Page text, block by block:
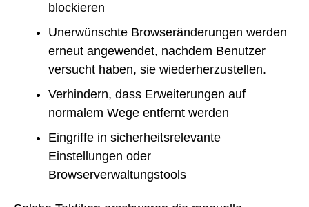
blockieren
Unerwünschte Browseränderungen werden
erneut angewendet, nachdem Benutzer
versucht haben, sie wiederherzustellen.
Verhindern, dass Erweiterungen auf
normalem Wege entfernt werden
Eingriffe in sicherheitsrelevante
Einstellungen oder
Browserverwaltungstools